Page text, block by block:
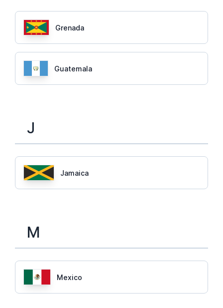
Grenada
Guatemala
J
Jamaica
M
Mexico